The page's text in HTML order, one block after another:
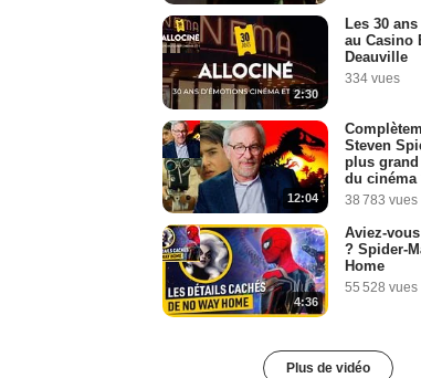
2:30
Les 30
au Casino
Deauville
334 vues
12:04
Steven
plus
du cinéma
38 783 vues
4:36
Aviez-
? Spider-
Home
55 528 vues
Plus de vidéo